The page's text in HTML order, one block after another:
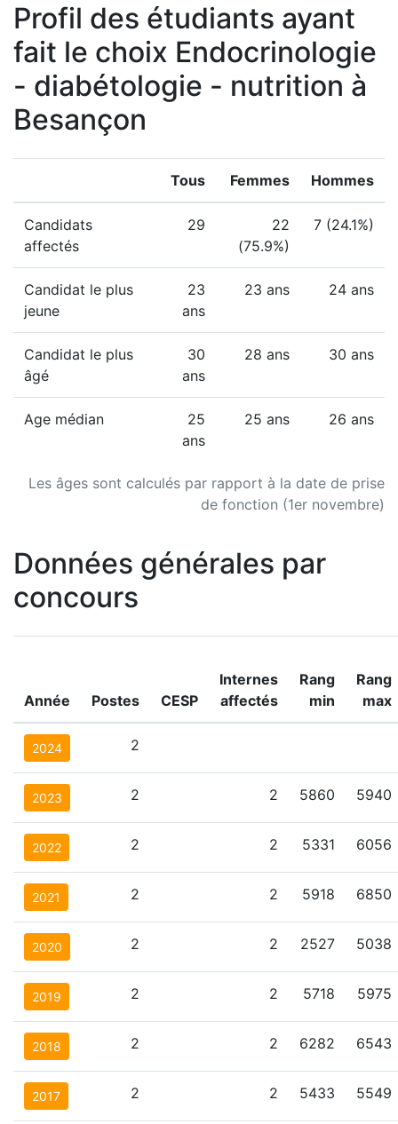
Profil des étudiants ayant
fait le choix Endocrinologie
- diabétologie - nutrition à
Besançon
Les âges sont calculés par rapport à la date de prise
de fonction (1er novembre)
Tous Femmes Hommes
Candidats
affectés
29
22
(75.9%)
7 (24.1%)
Candidat le plus
jeune
23
ans
23 ans 24 ans
Candidat le plus
âgé
30
ans
28 ans 30 ans
Age médian
25
ans
25 ans 26 ans
Données générales par
concours
Année Postes CESP
Internes
affectés
Rang
min
Rang
max
2024 2
2023 2 2 5860 5940
2022 2 2 5331 6056
2021 2 2 5918 6850
2020 2 2 2527 5038
2019 2 2 5718 5975
2018 2 2 6282 6543
2017 2 2 5433 5549